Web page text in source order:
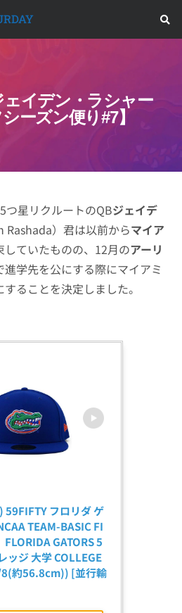
イデン・ラシャー
ーズン便り#7】
つ星リクルートのQBジェイデ
Rashada）君は以前からマイア
ていたものの、12月のアーリ
進学先を公にする際にマイアミ
することを決定しました。
59FIFTY フロリダ ゲ
TEAM-BASIC FI
FLORIDA GATORS 5
ッジ 大学 COLLEGE
約56.8cm)) [並行輸